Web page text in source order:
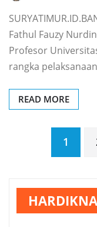
Fathul Fauzy
Profesor
rangka
READ MORE
pos
1